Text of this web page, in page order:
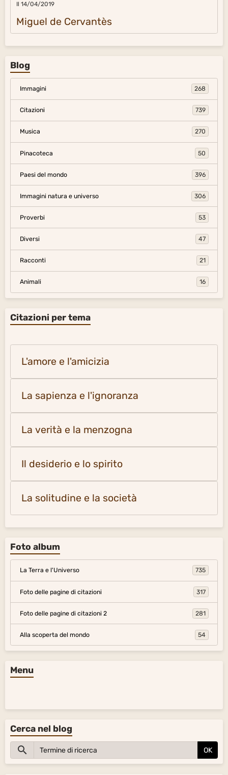
Il 14/04/2019
Miguel de Cervantès
Blog
Immagini 268
Citazioni 739
Musica 270
Pinacoteca 50
Paesi del mondo 396
Immagini natura e universo 306
Proverbi 53
Diversi 47
Racconti 21
Animali 16
Citazioni per tema
L'amore e l'amicizia
La sapienza e l'ignoranza
La verità e la menzogna
Il desiderio e lo spirito
La solitudine e la società
Foto album
La Terra e l'Universo 735
Foto delle pagine di citazioni 317
Foto delle pagine di citazioni 2 281
Alla scoperta del mondo 54
Menu
Cerca nel blog
OK